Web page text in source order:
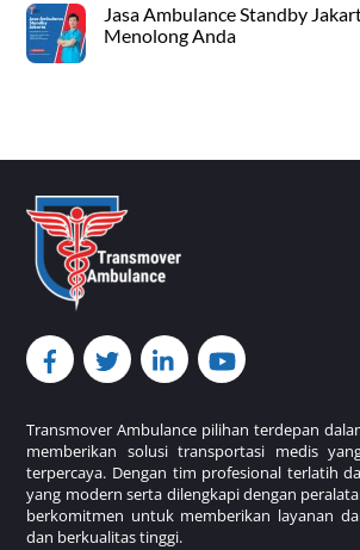
Jasa Ambulance Standby
Menolong Anda
To
Top
Transmover Ambulance pilihan terdepan
memberikan solusi transportasi medis
terpercaya. Dengan tim profesional terlatih
yang modern serta dilengkapi dengan
berkomitmen untuk memberikan layanan
dan berkualitas tinggi.